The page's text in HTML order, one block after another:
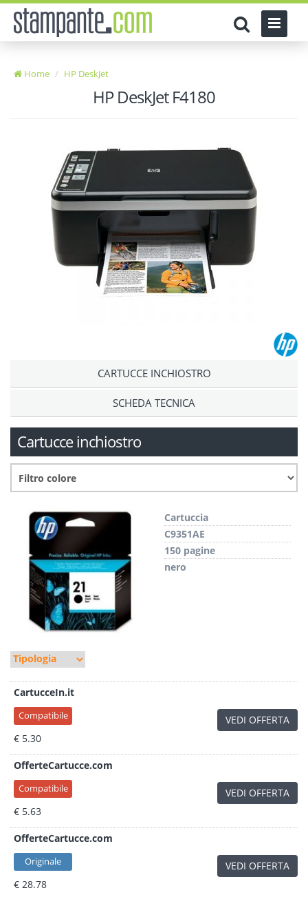
Home HP DeskJet
HP DeskJet F4180
CARTUCCE INCHIOSTRO
SCHEDA TECNICA
Cartucce inchiostro
Cartuccia
C9351AE
150 pagine
nero
CartucceIn.it
Compatibile
€ 5.30
VEDI OFFERTA
OfferteCartucce.com
Compatibile
€ 5.63
VEDI OFFERTA
OfferteCartucce.com
Originale
€ 28.78
VEDI OFFERTA